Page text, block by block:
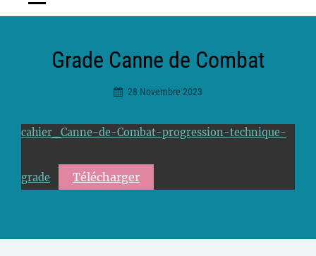
Grade Canne de Combat
28 Novembre 2023
cahier_Canne-de-Combat-progression-technique-
grade Télécharger